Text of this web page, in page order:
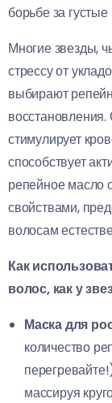
борьбе за
Многие звезды,
стрессу от
выбирают
стимулирует
способствует
репейное масло
свойствами,
волосам
Как
волос, как у
Маска для
количество
массируя